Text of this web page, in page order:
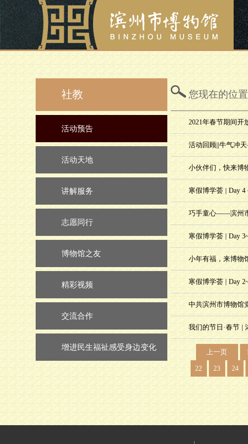
社教
活动预告
活动天地
讲解服务
志愿同行
博物馆之友
精彩视频
交流合作
增进民生福祉感受身边变化
您现在的位置
2021年春节期间开
活动回顾||牛气冲
小伙伴们，快来博
寒假博学荟 | Day
巧手童心——滨州
寒假博学荟 | Day
小年有福，来博物
寒假博学荟 | Day
中共滨州市博物馆
我们的节日·春节 |
上一页
22 23 24